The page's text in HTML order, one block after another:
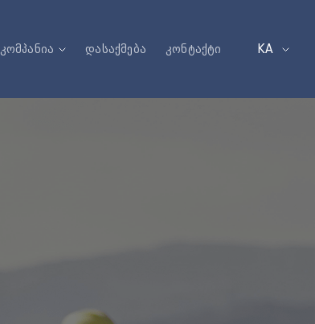
კომპანია დასაქმება კონტაქტი KA